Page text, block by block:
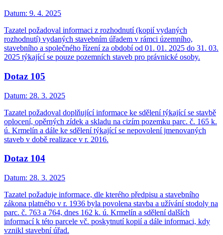
Datum: 9. 4. 2025
Tazatel požadoval informaci z rozhodnutí (kopií vydaných
rozhodnutí) vydaných stavebním úřadem v rámci územního,
stavebního a společného řízení za období od 01. 01. 2025 do 31. 03.
2025 týkající se pouze pozemních staveb pro právnické osoby.
Dotaz 105
Datum: 28. 3. 2025
Tazatel požadoval doplňující informace ke sdělení týkající se stavbě
oplocení, opěrných zídek a skladu na cizím pozemku parc. č. 165 k.
ú. Krmelín a dále ke sdělení týkající se nepovolení jmenovaných
staveb v době realizace v r. 2016.
Dotaz 104
Datum: 28. 3. 2025
Tazatel požaduje informace, dle kterého předpisu a stavebního
zákona platného v r. 1936 byla povolena stavba a užívání stodoly na
parc. č. 763 a 764, dnes 162 k. ú. Krmelín a sdělení dalších
informací k této parcele vč. poskytnutí kopií a dále informaci, kdy
vznikl stavební úřad.